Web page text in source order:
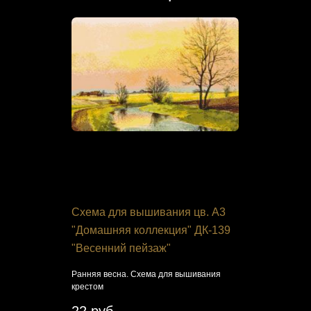
Схема для вышивания цв. А3
"Домашняя коллекция" ДК-139
"Весенний пейзаж"
Ранняя весна. Схема для вышивания
крестом